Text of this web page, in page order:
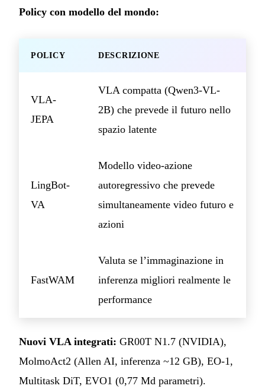
Policy con modello del mondo:
POLICY DESCRIZIONE
VLA-
JEPA
VLA compatta (Qwen3-VL-
2B) che prevede il futuro nello
spazio latente
LingBot-
VA
Modello video-azione
autoregressivo che prevede
simultaneamente video futuro e
azioni
FastWAM
Valuta se l’immaginazione in
inferenza migliori realmente le
performance
Nuovi VLA integrati: GR00T N1.7 (NVIDIA),
MolmoAct2 (Allen AI, inferenza ~12 GB), EO-1,
Multitask DiT, EVO1 (0,77 Md parametri).